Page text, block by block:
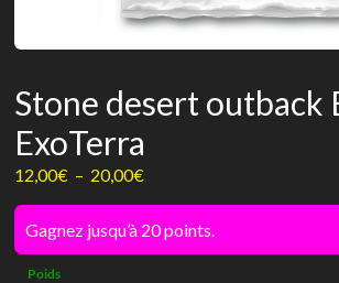
Stone desert outback
ExoTerra
12,00€ – 20,00€
de
prix :
12,00€
Gagnez jusqu’à 20 points.
Poids